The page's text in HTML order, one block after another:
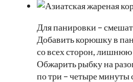
Для панировки –
Добавить корюшку в
со всех сторон, лишнюю
Обжарить рыбку на
по три – четыре минуты